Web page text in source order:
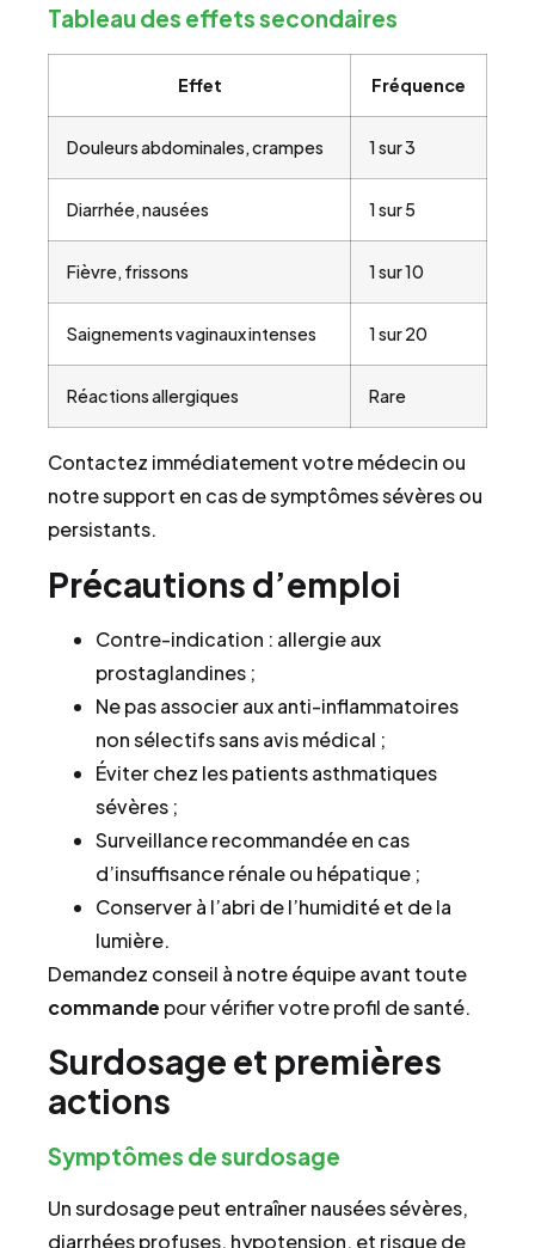
Tableau des effets secondaires
Effet Fréquence
Douleurs abdominales, crampes 1 sur 3
Diarrhée, nausées 1 sur 5
Fièvre, frissons 1 sur 10
Saignements vaginaux intenses 1 sur 20
Réactions allergiques Rare
Contactez immédiatement votre médecin ou
notre support en cas de symptômes sévères ou
persistants.
Précautions d’emploi
Contre-indication : allergie aux
prostaglandines ;
Ne pas associer aux anti-inflammatoires
non sélectifs sans avis médical ;
Éviter chez les patients asthmatiques
sévères ;
Surveillance recommandée en cas
d’insuffisance rénale ou hépatique ;
Conserver à l’abri de l’humidité et de la
lumière.
Demandez conseil à notre équipe avant toute
commande pour vérifier votre profil de santé.
Surdosage et premières
actions
Symptômes de surdosage
Un surdosage peut entraîner nausées sévères,
diarrhées profuses, hypotension, et risque de